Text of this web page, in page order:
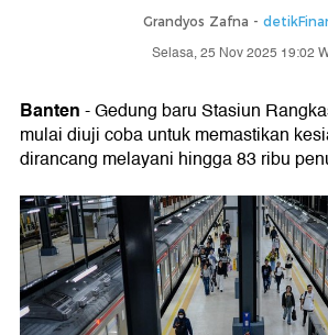
Grandyos Zafna -
Selasa, 25 Nov 2025 19:02
Banten- Gedung baru Stasiun
mulai diuji coba untuk memastikan
dirancang melayani hingga 83 ribu